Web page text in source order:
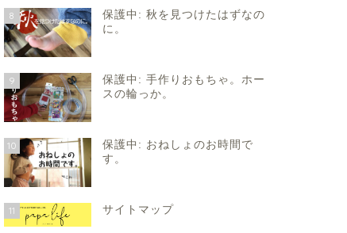
8
保護中: 秋を見つけたはずなの
に。
9
保護中: 手作りおもちゃ。ホー
スの輪っか。
10
保護中: おねしょのお時間で
す。
11 サイトマップ